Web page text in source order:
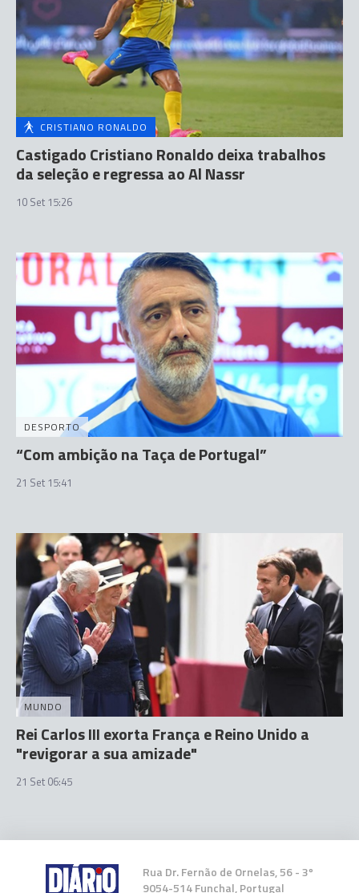
CRISTIANO RONALDO
Castigado Cristiano Ronaldo deixa trabalhos
da seleção e regressa ao Al Nassr
10 Set 15:26
DESPORTO
“Com ambição na Taça de Portugal”
21 Set 15:41
MUNDO
Rei Carlos III exorta França e Reino Unido a
"revigorar a sua amizade"
21 Set 06:45
Rua Dr. Fernão de Ornelas, 56 - 3º
9054-514 Funchal, Portugal